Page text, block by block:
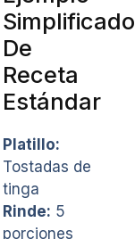
Simplificado
De
Receta
Estándar
Platillo:
Tostadas de
tinga
Rinde: 5
porciones